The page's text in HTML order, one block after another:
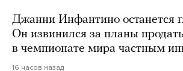
Джанни Инфантино останется
Он извинился за планы
в чемпионате мира частным
16 часов назад